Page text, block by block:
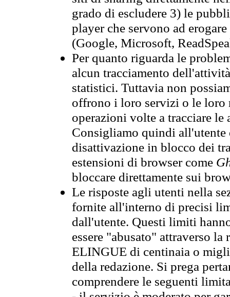
grado di escludere 3) le
player che servono ad
(Google, Microsoft,
Per quanto riguarda le
alcun tracciamento
statistici. Tuttavia non
offrono i loro servizi o le loro
operazioni volte a tracciare
Consigliamo quindi all'utente
disattivazione in blocco dei
estensioni di browser come
bloccare direttamente sui
Le risposte agli utenti nella
fornite all'interno di precisi
dall'utente. Questi limiti
essere "abusato" attraverso
ELINGUE di centinaia o
della redazione. Si prega
comprendere le seguenti